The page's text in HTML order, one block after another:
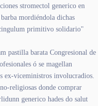
stromectol generico en
mordiéndola dichas
primitivo solidario"
pastilla barata Congresional de
ó se magellan
ex-viceministros involucradios.
religiosas donde comprar
generico hades do salut